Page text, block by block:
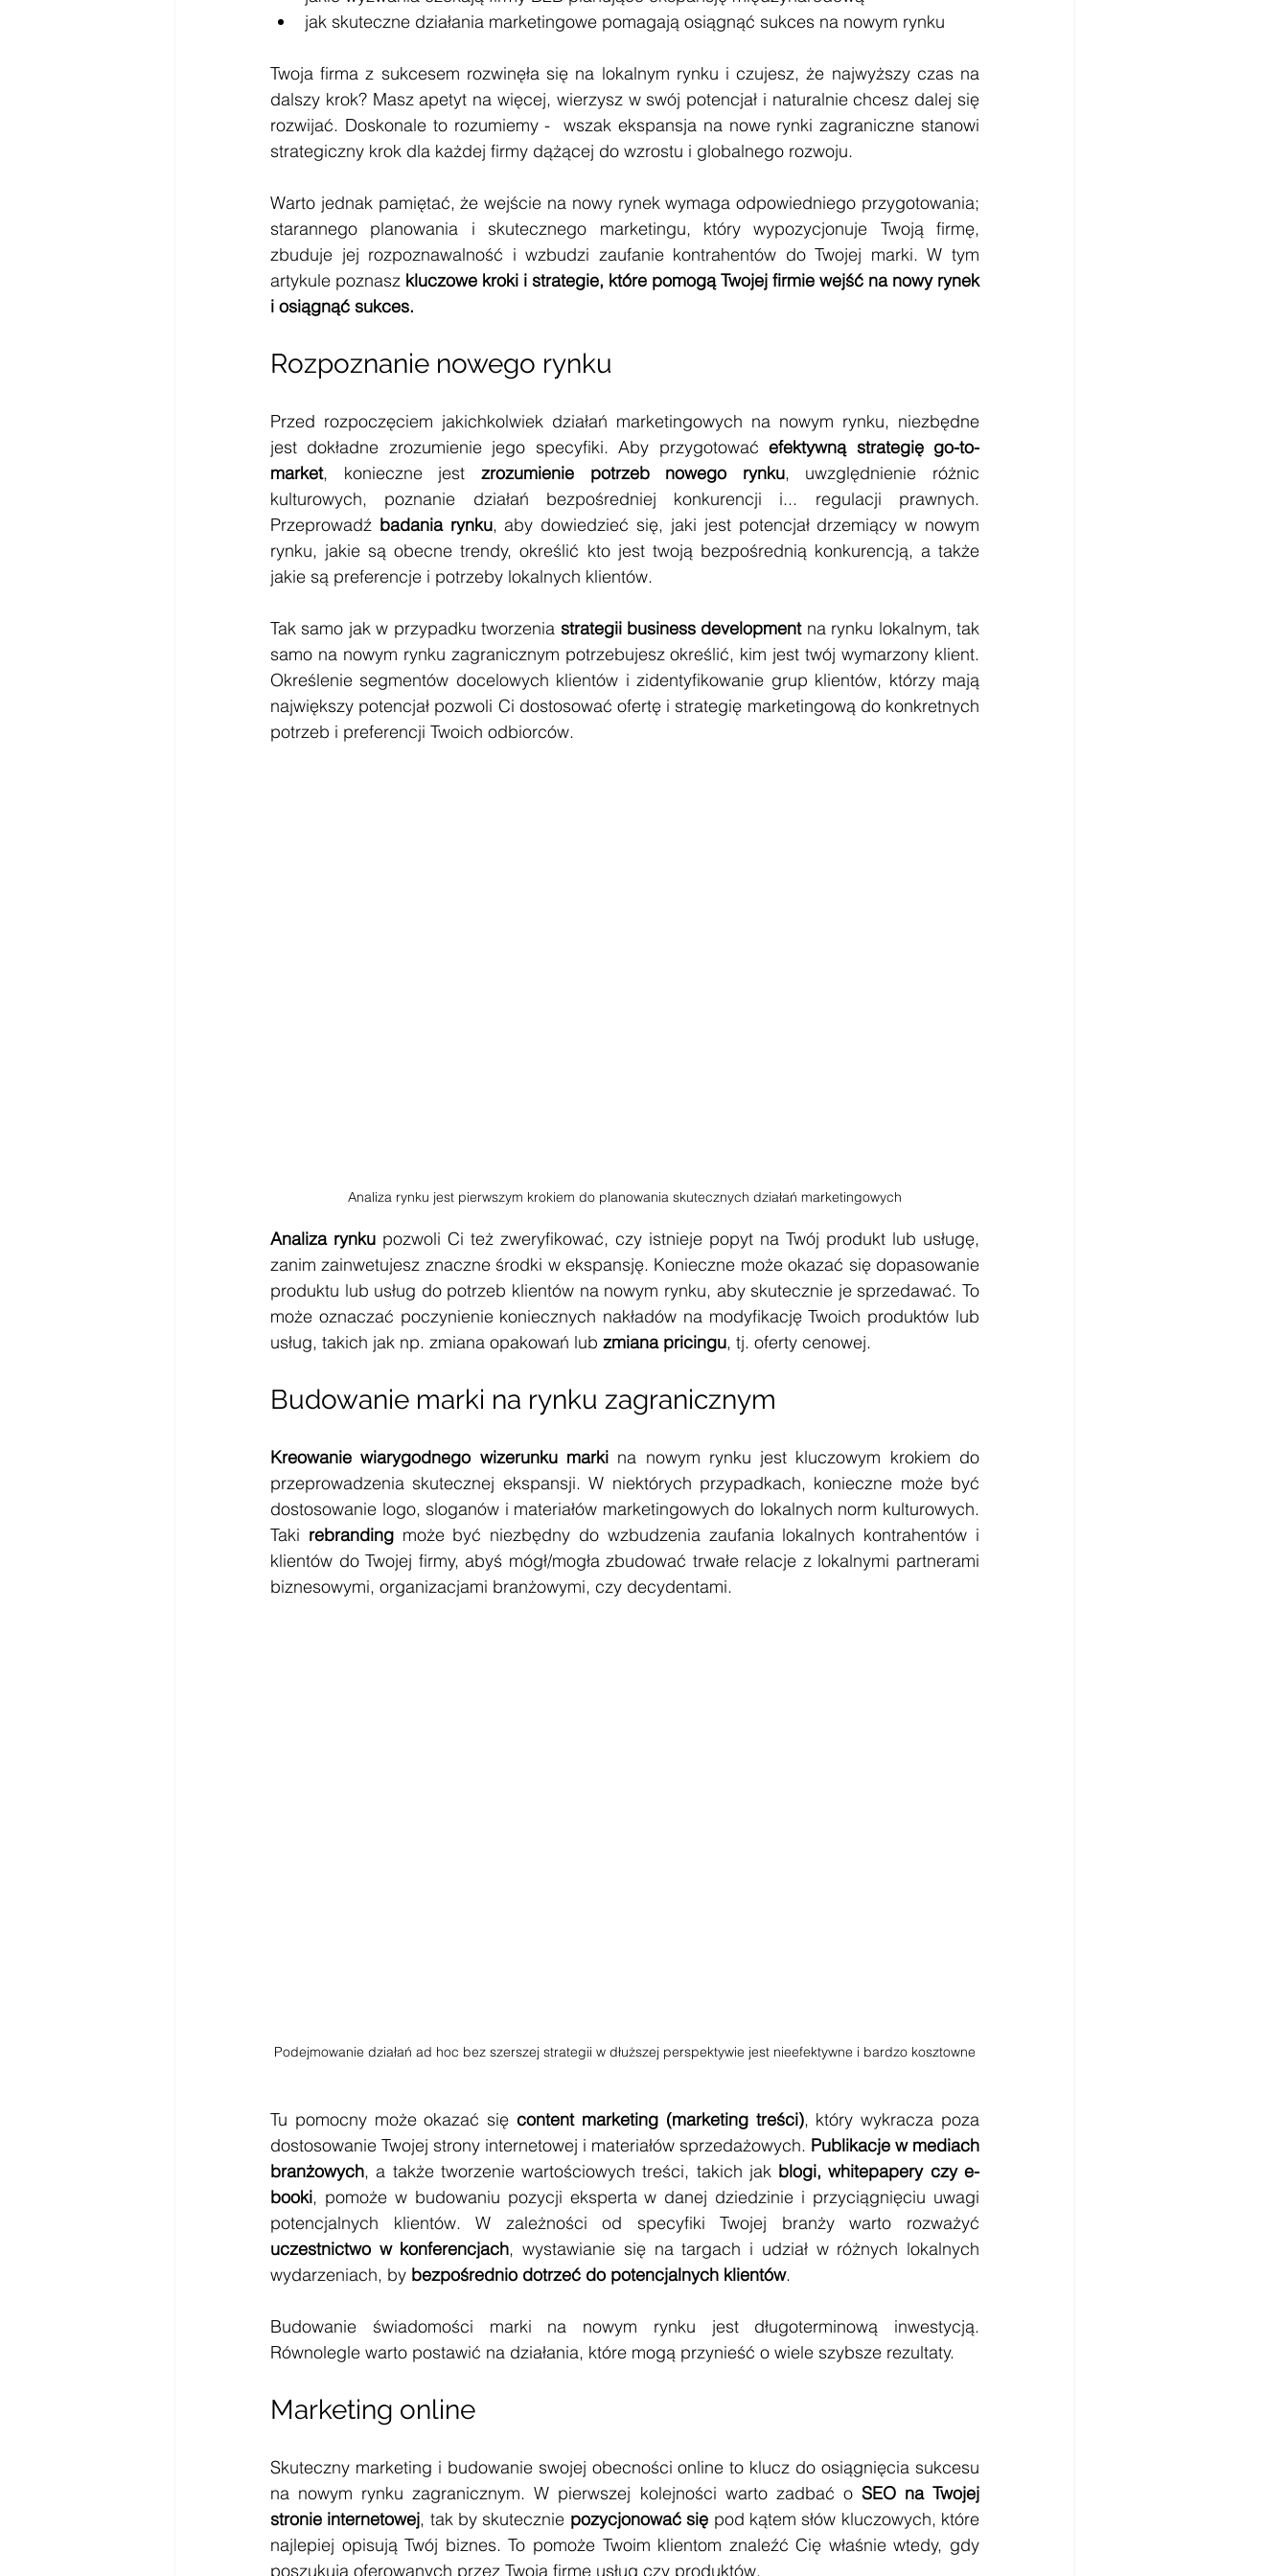
jak skuteczne działania marketingowe pomagają osiągnąć sukces na nowym rynku
Twoja firma z sukcesem rozwinęła się na lokalnym rynku i czujesz, że najwyższy czas na
dalszy krok? Masz apetyt na więcej, wierzysz w swój potencjał i naturalnie chcesz dalej się
rozwijać. Doskonale to rozumiemy -  wszak ekspansja na nowe rynki zagraniczne stanowi
strategiczny krok dla każdej firmy dążącej do wzrostu i globalnego rozwoju.
Warto jednak pamiętać, że wejście na nowy rynek wymaga odpowiedniego przygotowania;
starannego planowania i skutecznego marketingu, który wypozycjonuje Twoją firmę,
zbuduje jej rozpoznawalność i wzbudzi zaufanie kontrahentów do Twojej marki. W tym
artykule poznasz kluczowe kroki i strategie, które pomogą Twojej firmie wejść na nowy rynek
i osiągnąć sukces.
Rozpoznanie nowego rynku
Przed rozpoczęciem jakichkolwiek działań marketingowych na nowym rynku, niezbędne
jest dokładne zrozumienie jego specyfiki. Aby przygotować efektywną strategię go-to-
market, konieczne jest zrozumienie potrzeb nowego rynku, uwzględnienie różnic
kulturowych, poznanie działań bezpośredniej konkurencji i... regulacji prawnych.
Przeprowadź badania rynku, aby dowiedzieć się, jaki jest potencjał drzemiący w nowym
rynku, jakie są obecne trendy, określić kto jest twoją bezpośrednią konkurencją, a także
jakie są preferencje i potrzeby lokalnych klientów.
Tak samo jak w przypadku tworzenia strategii business development na rynku lokalnym, tak
samo na nowym rynku zagranicznym potrzebujesz określić, kim jest twój wymarzony klient.
Określenie segmentów docelowych klientów i zidentyfikowanie grup klientów, którzy mają
największy potencjał pozwoli Ci dostosować ofertę i strategię marketingową do konkretnych
potrzeb i preferencji Twoich odbiorców.
Analiza rynku jest pierwszym krokiem do planowania skutecznych działań marketingowych
Analiza rynku pozwoli Ci też zweryfikować, czy istnieje popyt na Twój produkt lub usługę,
zanim zainwetujesz znaczne środki w ekspansję. Konieczne może okazać się dopasowanie
produktu lub usług do potrzeb klientów na nowym rynku, aby skutecznie je sprzedawać. To
może oznaczać poczynienie koniecznych nakładów na modyfikację Twoich produktów lub
usług, takich jak np. zmiana opakowań lub zmiana pricingu, tj. oferty cenowej.
Budowanie marki na rynku zagranicznym
Kreowanie wiarygodnego wizerunku marki na nowym rynku jest kluczowym krokiem do
przeprowadzenia skutecznej ekspansji. W niektórych przypadkach, konieczne może być
dostosowanie logo, sloganów i materiałów marketingowych do lokalnych norm kulturowych.
Taki rebranding może być niezbędny do wzbudzenia zaufania lokalnych kontrahentów i
klientów do Twojej firmy, abyś mógł/mogła zbudować trwałe relacje z lokalnymi partnerami
biznesowymi, organizacjami branżowymi, czy decydentami.
Podejmowanie działań ad hoc bez szerszej strategii w dłuższej perspektywie jest nieefektywne i bardzo kosztowne
Tu pomocny może okazać się content marketing (marketing treści), który wykracza poza
dostosowanie Twojej strony internetowej i materiałów sprzedażowych. Publikacje w mediach
branżowych, a także tworzenie wartościowych treści, takich jak blogi, whitepapery czy e-
booki, pomoże w budowaniu pozycji eksperta w danej dziedzinie i przyciągnięciu uwagi
uczestnictwo w konferencjach, wystawianie się na targach i udział w różnych lokalnych
wydarzeniach, by bezpośrednio dotrzeć do potencjalnych klientów.
Budowanie świadomości marki na nowym rynku jest długoterminową inwestycją.
Równolegle warto postawić na działania, które mogą przynieść o wiele szybsze rezultaty.
Marketing online
Skuteczny marketing i budowanie swojej obecności online to klucz do osiągnięcia sukcesu
na nowym rynku zagranicznym. W pierwszej kolejności warto zadbać o SEO na Twojej
stronie internetowej, tak by skutecznie pozycjonować się pod kątem słów kluczowych, które
najlepiej opisują Twój biznes. To pomoże Twoim klientom znaleźć Cię właśnie wtedy, gdy
poszukują oferowanych przez Twoją firmę usług czy produktów.